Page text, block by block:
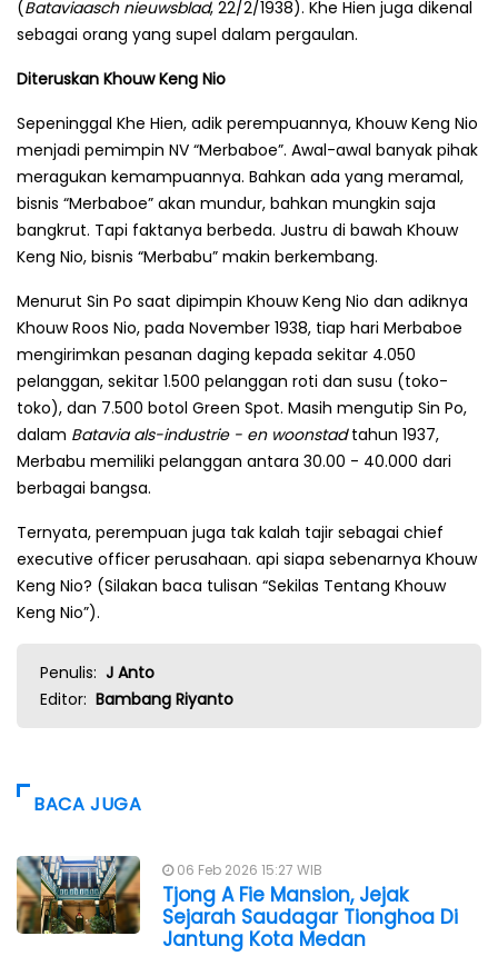
(Bataviaasch nieuwsblad, 22/2/1938). Khe Hien juga dikenal
sebagai orang yang supel dalam pergaulan.
Diteruskan Khouw Keng Nio
Sepeninggal Khe Hien, adik perempuannya, Khouw Keng Nio
menjadi pemimpin NV “Merbaboe”. Awal-awal banyak pihak
meragukan kemampuannya. Bahkan ada yang meramal,
bisnis “Merbaboe” akan mundur, bahkan mungkin saja
bangkrut. Tapi faktanya berbeda. Justru di bawah Khouw
Keng Nio, bisnis “Merbabu” makin berkembang.
Menurut Sin Po saat dipimpin Khouw Keng Nio dan adiknya
Khouw Roos Nio, pada November 1938, tiap hari Merbaboe
mengirimkan pesanan daging kepada sekitar 4.050
pelanggan, sekitar 1.500 pelanggan roti dan susu (toko-
toko), dan 7.500 botol Green Spot. Masih mengutip Sin Po,
dalam Batavia als-industrie - en woonstadtahun 1937,
Merbabu memiliki pelanggan antara 30.00 - 40.000 dari
berbagai bangsa.
Ternyata, perempuan juga tak kalah tajir sebagai chief
executive officer perusahaan. api siapa sebenarnya Khouw
Keng Nio? (Silakan baca tulisan “Sekilas Tentang Khouw
Keng Nio”).
Penulis: J Anto
Editor: Bambang Riyanto
BACA JUGA
06 Feb 2026 15:27 WIB
Tjong A Fie Mansion, Jejak
Sejarah Saudagar Tionghoa Di
Jantung Kota Medan